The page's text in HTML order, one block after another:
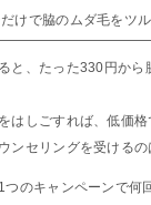
けで脇のムダ毛をツ
と、たった330円か
はしごすれば、低価
ンセリングを受ける
のキャンペーンで何